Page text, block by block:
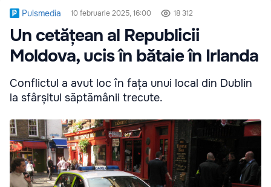
Pulsmedia 10 februarie 2025, 16:00 18 312
Un cetățean al Republicii
Moldova, ucis în bătaie în Irlanda
Conflictul a avut loc în fața unui local din Dublin
la sfârșitul săptămânii trecute.